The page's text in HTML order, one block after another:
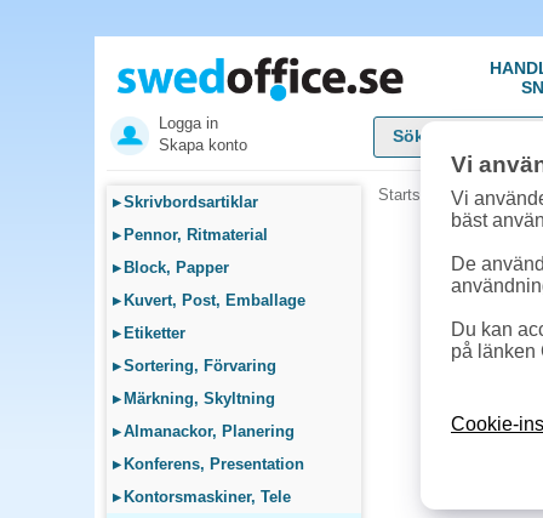
Logga in
Skapa konto
▸Skrivbordsartiklar
▸ Pennor, Ritmaterial
▸ Block, Papper
▸ Kuvert, Post, Emballage
▸ Etiketter
▸Sortering, Förvaring
▸ Märkning, Skyltning
▸Almanackor, Planering
▸ Konferens, Presentation
▸ Kontorsmaskiner, Tele
Startsida »
Vi
Vi
bäst
De
Du kan
på länken
Cookie-